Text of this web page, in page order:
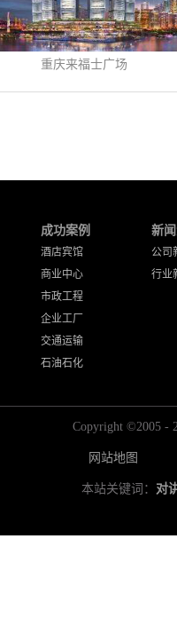
重庆来福士广场
成功案例
酒店宾馆
商业中心
市政工程
企业工厂
交通运输
石油石化
新
公司
行业
Copyright ©2005 -
网站地图
本站关键词： 对